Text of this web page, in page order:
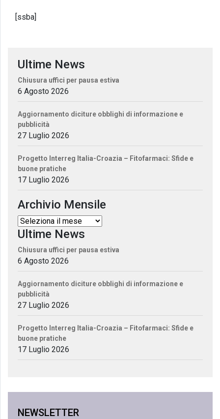
[ssba]
Ultime News
Chiusura uffici per pausa estiva
6 Agosto 2026
Aggiornamento diciture obblighi di informazione e
pubblicità
27 Luglio 2026
Progetto Interreg Italia-Croazia – Fitofarmaci: Sfide e
buone pratiche
17 Luglio 2026
Archivio Mensile
Ultime News
Chiusura uffici per pausa estiva
6 Agosto 2026
Aggiornamento diciture obblighi di informazione e
pubblicità
27 Luglio 2026
Progetto Interreg Italia-Croazia – Fitofarmaci: Sfide e
buone pratiche
17 Luglio 2026
NEWSLETTER